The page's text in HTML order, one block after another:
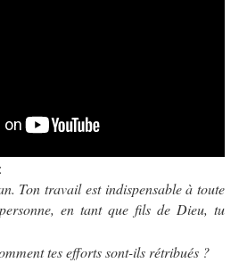
Ton travail est indispensable à toute
en tant que fils de Dieu, tu
tes efforts sont-ils rétribués ?